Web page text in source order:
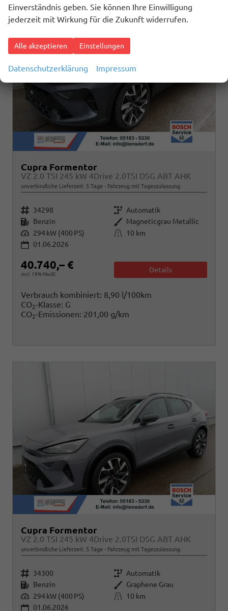
Cupra Formentor
VZ 2.0 TSI 245 kW 4Drive 2.0TSI DSG ABT AHK
unverbindliche Lieferzeit: 5 Tage Fahrzeug mit Tageszulassung
Fahrzeugnr. 34298 Getriebe Automatik
Kraftstoff Benzin Außenfarbe Magneticgrau Metallic
Leistung 294 kW (400 PS) Kilometerstand
10 km
01.06.2026
40.740,– €
incl. 19% MwSt.
Details
Verbrauch kombiniert: 8,90 l/100km
CO2-Klasse: G
CO2-Emissionen: 201,00 g/km
Cupra Formentor
VZ 2.0 TSI 245 kW 4Drive 2.0TSI DSG ABT AHK
unverbindliche Lieferzeit: 5 Tage Fahrzeug mit Tageszulassung
Fahrzeugnr. 34300 Getriebe Automatik
Kraftstoff Benzin Außenfarbe Graphene Grau
Leistung 294 kW (400 PS) Kilometerstand
10 km
01.06.2026
Einverständnis geben. Sie können Ihre Einwilligung
jederzeit mit Wirkung für die Zukunft widerrufen.
Alle akzeptieren Einstellungen
Datenschutzerklärung Impressum